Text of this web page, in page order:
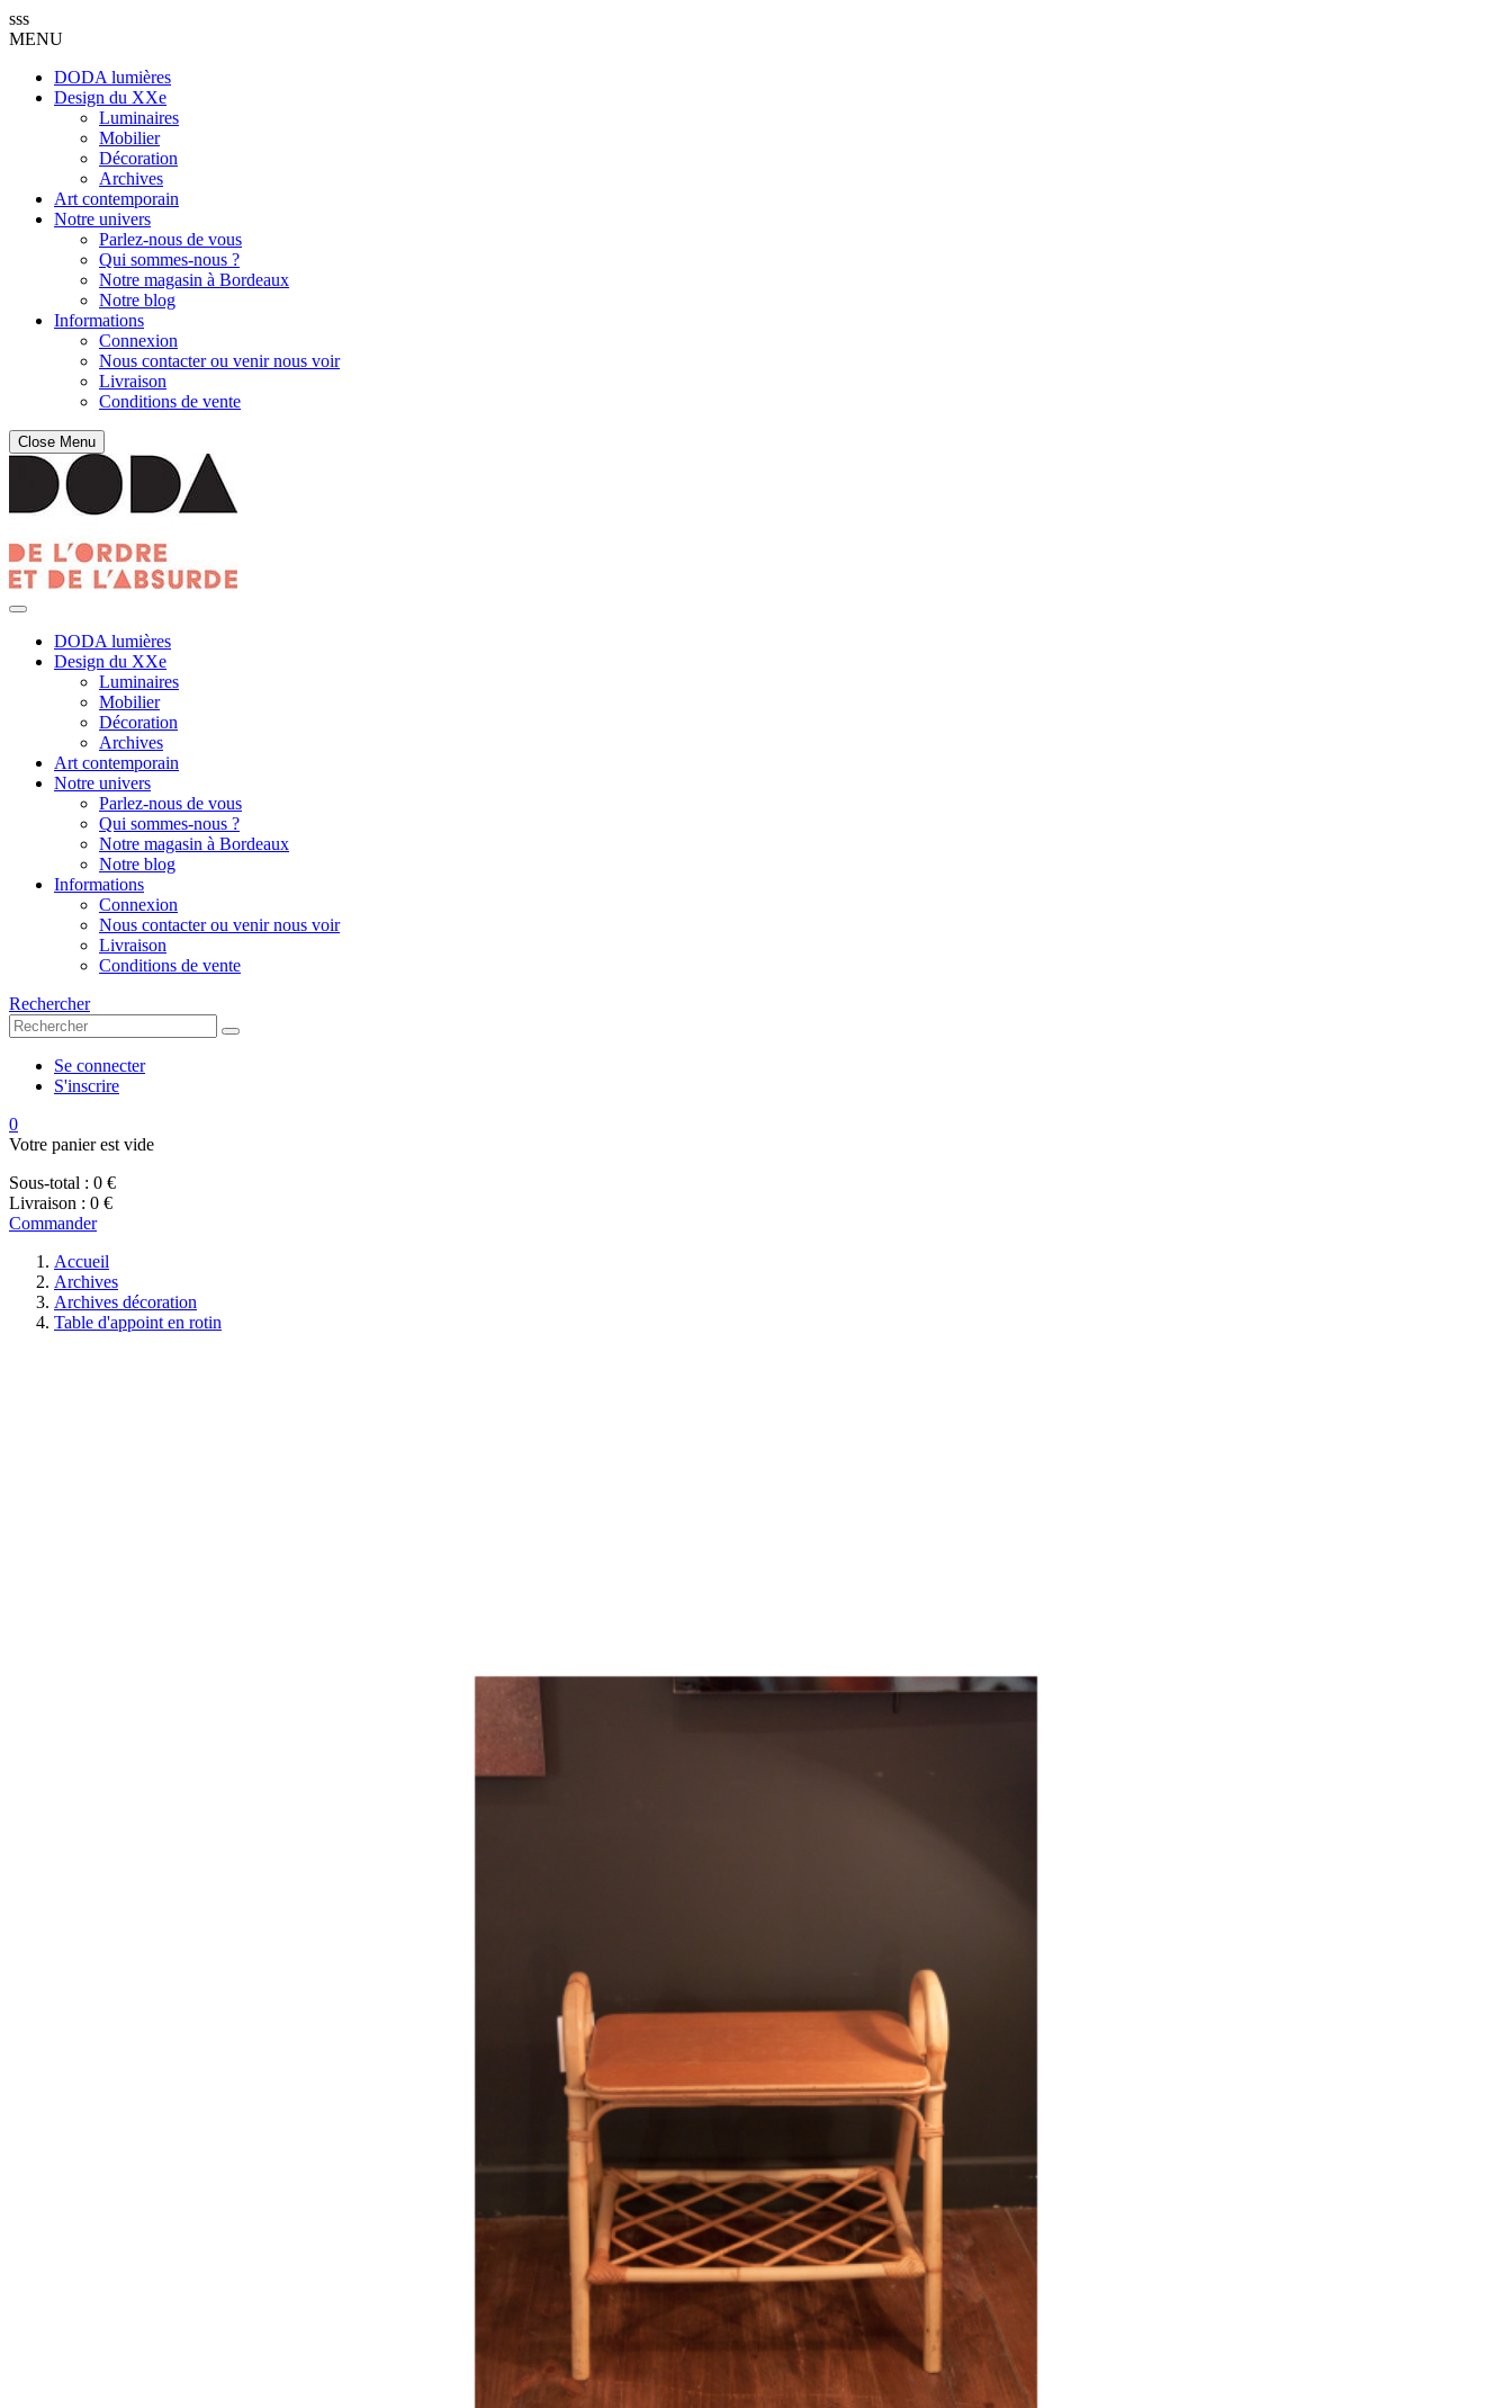
sss
MENU
DODA lumières
Design du XXe
Luminaires
Mobilier
Décoration
Archives
Art contemporain
Notre univers
Parlez-nous de vous
Qui sommes-nous ?
Notre magasin à Bordeaux
Notre blog
Informations
Connexion
Nous contacter ou venir nous voir
Livraison
Conditions de vente
Close Menu
DODA lumières
Design du XXe
Luminaires
Mobilier
Décoration
Archives
Art contemporain
Notre univers
Parlez-nous de vous
Qui sommes-nous ?
Notre magasin à Bordeaux
Notre blog
Informations
Connexion
Nous contacter ou venir nous voir
Livraison
Conditions de vente
Rechercher
Se connecter
S'inscrire
0
Votre panier est vide
Sous-total : 0 €
Livraison : 0 €
Commander
Accueil
Archives
Archives décoration
Table d'appoint en rotin